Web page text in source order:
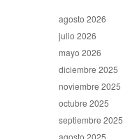
agosto 2026
julio 2026
mayo 2026
diciembre 2025
noviembre 2025
octubre 2025
septiembre 2025
agosto 2025